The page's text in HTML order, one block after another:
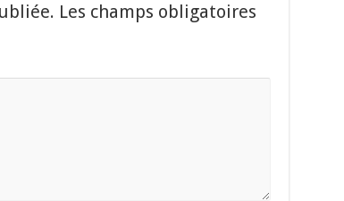
Les champs obligatoires